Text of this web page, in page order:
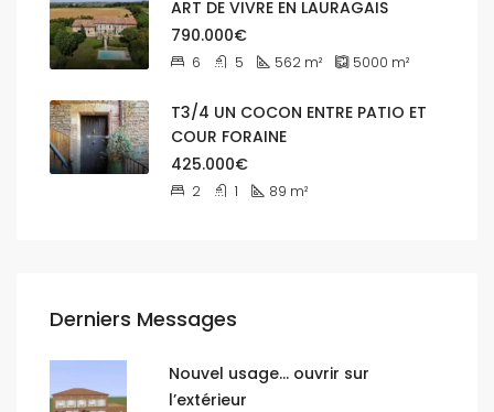
ART DE VIVRE EN LAURAGAIS
790.000€
6 5 562 m² 5000 m²
T3/4 UN COCON ENTRE PATIO ET
COUR FORAINE
425.000€
2 1 89 m²
Derniers Messages
Nouvel usage… ouvrir sur
l’extérieur